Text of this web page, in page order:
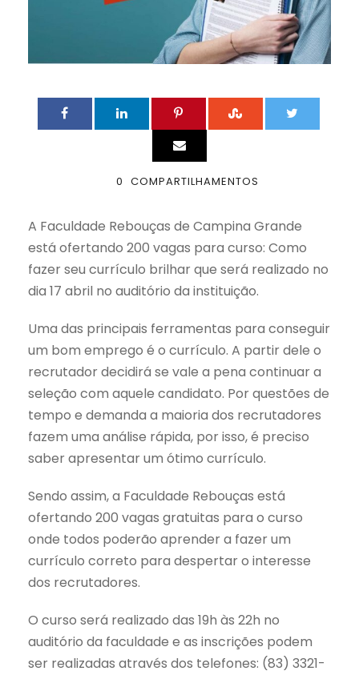
0 COMPARTILHAMENTOS
A Faculdade Rebouças de Campina Grande
está ofertando 200 vagas para curso: Como
fazer seu currículo brilhar que será realizado no
dia 17 abril no auditório da instituição.
Uma das principais ferramentas para conseguir
um bom emprego é o currículo. A partir dele o
recrutador decidirá se vale a pena continuar a
seleção com aquele candidato. Por questões de
tempo e demanda a maioria dos recrutadores
fazem uma análise rápida, por isso, é preciso
saber apresentar um ótimo currículo.
Sendo assim, a Faculdade Rebouças está
ofertando 200 vagas gratuitas para o curso
onde todos poderão aprender a fazer um
currículo correto para despertar o interesse
dos recrutadores.
O curso será realizado das 19h às 22h no
auditório da faculdade e as inscrições podem
ser realizadas através dos telefones: (83) 3321-